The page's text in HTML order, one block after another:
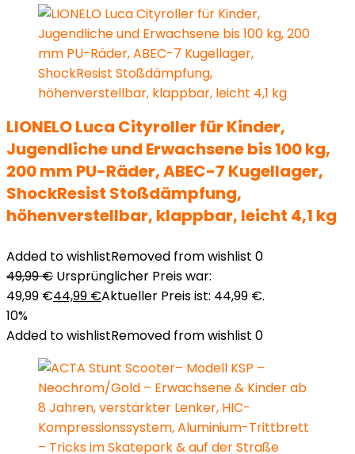
LIONELO Luca Cityroller für Kinder,
Jugendliche und Erwachsene bis 100 kg,
200 mm PU-Räder, ABEC-7 Kugellager,
ShockResist Stoßdämpfung,
höhenverstellbar, klappbar, leicht 4,1 kg
Added to wishlistRemoved from wishlist 0
49,99€ Ursprünglicher Preis war:
49,99 €44,99 €Aktueller Preis ist: 44,99 €.
10%
Added to wishlistRemoved from wishlist 0